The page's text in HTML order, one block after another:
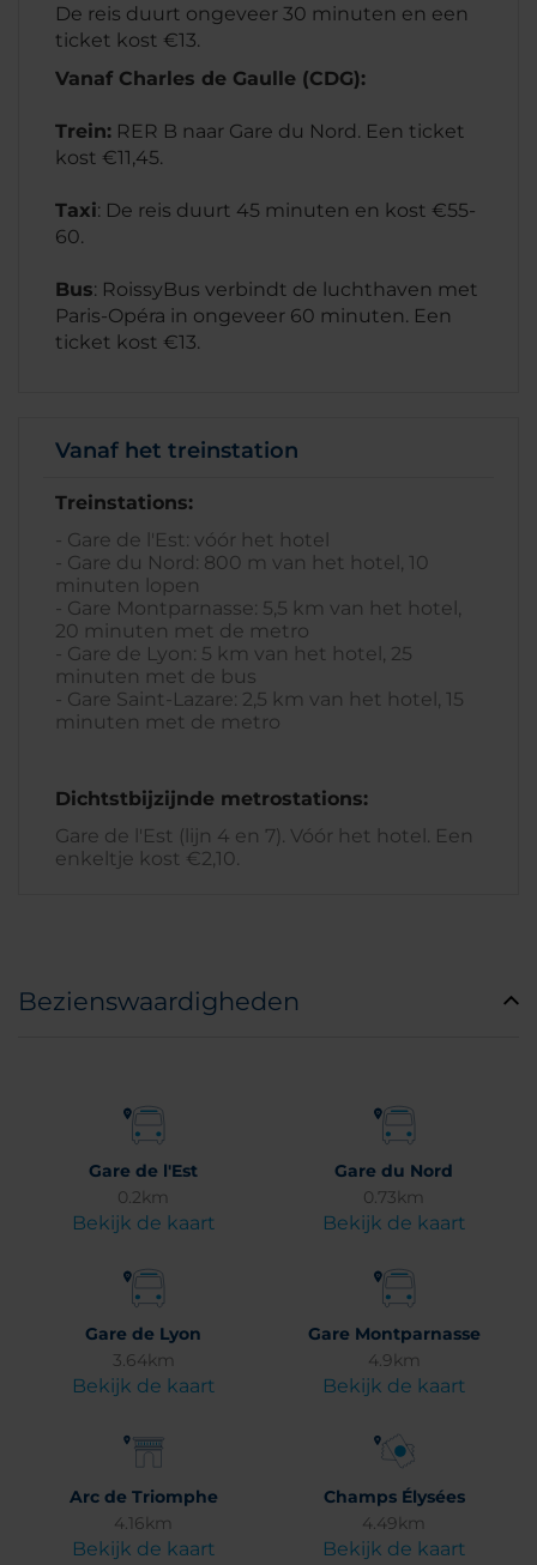
De reis duurt ongeveer 30 minuten en een
ticket kost €13.
Vanaf Charles de Gaulle (CDG):
Trein: RER B naar Gare du Nord. Een ticket
kost €11,45.
Taxi: De reis duurt 45 minuten en kost €55-
60.
Bus: RoissyBus verbindt de luchthaven met
Paris-Opéra in ongeveer 60 minuten. Een
ticket kost €13.
Vanaf het treinstation
Treinstations:
- Gare de l'Est: vóór het hotel
- Gare du Nord: 800 m van het hotel, 10
minuten lopen
- Gare Montparnasse: 5,5 km van het hotel,
20 minuten met de metro
- Gare de Lyon: 5 km van het hotel, 25
minuten met de bus
- Gare Saint-Lazare: 2,5 km van het hotel, 15
minuten met de metro
Dichtstbijzijnde metrostations:
Gare de l'Est (lijn 4 en 7). Vóór het hotel. Een
enkeltje kost €2,10.
Bezienswaardigheden
Gare de l'Est
0.2km
Bekijk de kaart
Gare du Nord
0.73km
Bekijk de kaart
Gare de Lyon
3.64km
Bekijk de kaart
Gare Montparnasse
4.9km
Bekijk de kaart
Arc de Triomphe
4.16km
Bekijk de kaart
Champs Élysées
4.49km
Bekijk de kaart